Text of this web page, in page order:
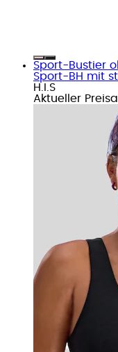
Sport-Bustier
Sport-BH mit
H.I.S
Aktueller Preis